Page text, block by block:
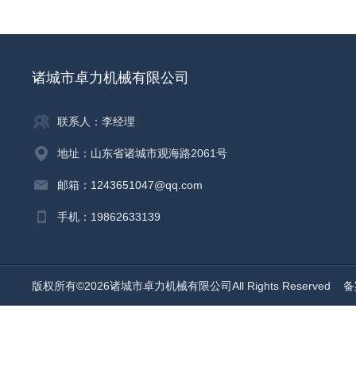
诸城市卓力机械有限公司
联系人：李经理
地址：山东省诸城市观海路2061号
邮箱：1243651047@qq.com
手机：19862633139
版权所有©2026诸城市卓力机械有限公司All Rights Reserved